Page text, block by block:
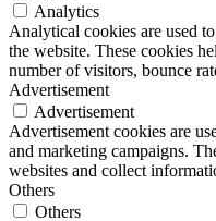
Analytics
Analytical cookies are used
the website. These cookies
number of visitors, bounce
Advertisement
Advertisement
Advertisement cookies are
and marketing campaigns.
websites and collect
Others
Others